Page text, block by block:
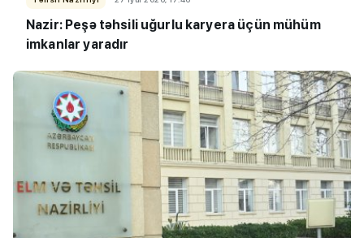
Nazir: Peşə təhsili uğurlu karyera üçün mühüm
imkanlar yaradır